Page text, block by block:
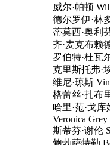
威尔·帕顿 Will
德尔罗伊·林多
蒂莫西·奥利芬特
齐·麦克布赖德
罗伯特·杜瓦尔
克里斯托弗·埃克莱
维尼·琼斯 Vinnie
格蕾丝·扎布里斯
哈里·范·戈库姆
Veronica Grey
斯蒂芬·谢伦
鲍勃萨特勒 Bob